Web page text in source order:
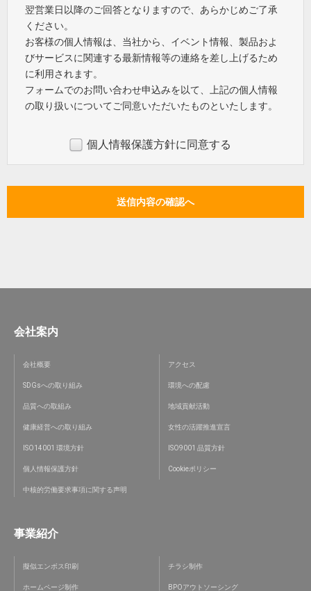
翌営業日以降のご回答となりますので、あらかじめご了承
ください。
お客様の個人情報は、当社から、イベント情報、製品およ
びサービスに関連する最新情報等の連絡を差し上げるため
に利用されます。
フォームでのお問い合わせ申込みを以て、上記の個人情報
の取り扱いについてご同意いただいたものといたします。
個人情報保護方針に同意する
会社案内
会社概要 アクセス
SDGsへの取り組み 環境への配慮
品質への取組み 地域貢献活動
健康経営への取り組み 女性の活躍推進宣言
ISO14001 環境方針 ISO9001 品質方針
個人情報保護方針 Cookieポリシー
中核的労働要求事項に関する声明
事業紹介
擬似エンボス印刷 チラシ制作
ホームページ制作 BPOアウトソーシング